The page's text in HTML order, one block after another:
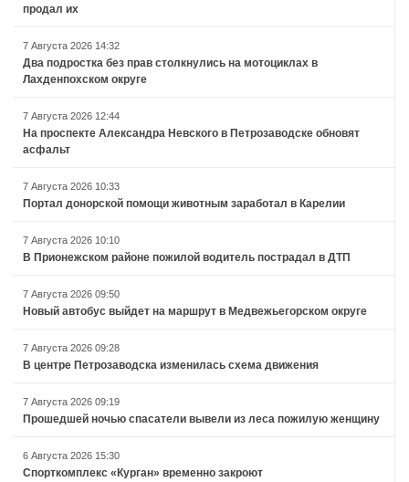
продал их
7 Августа 2026 14:32
Два подростка без прав столкнулись на мотоциклах в
Лахденпохском округе
7 Августа 2026 12:44
На проспекте Александра Невского в Петрозаводске обновят
асфальт
7 Августа 2026 10:33
Портал донорской помощи животным заработал в Карелии
7 Августа 2026 10:10
В Прионежском районе пожилой водитель пострадал в ДТП
7 Августа 2026 09:50
Новый автобус выйдет на маршрут в Медвежьегорском округе
7 Августа 2026 09:28
В центре Петрозаводска изменилась схема движения
7 Августа 2026 09:19
Прошедшей ночью спасатели вывели из леса пожилую женщину
6 Августа 2026 15:30
Спорткомплекс «Курган» временно закроют